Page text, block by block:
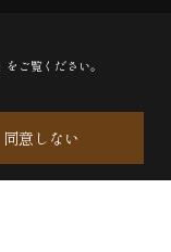
」をご覧ください。
同意しない